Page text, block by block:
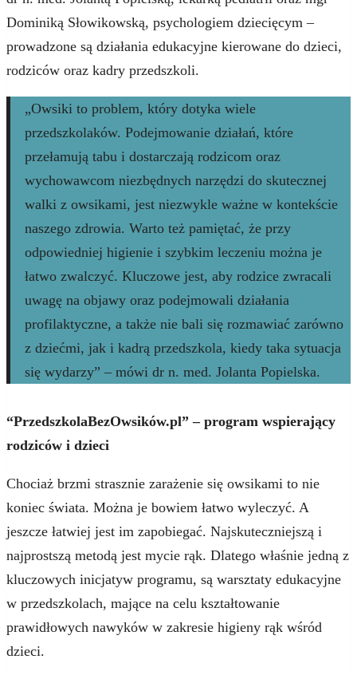
Dominiką Słowikowską, psychologiem dziecięcym –
prowadzone są działania edukacyjne kierowane do dzieci,
rodziców oraz kadry przedszkoli.
„Owsiki to problem, który dotyka wiele
przedszkolaków. Podejmowanie działań, które
przełamują tabu i dostarczają rodzicom oraz
wychowawcom niezbędnych narzędzi do skutecznej
walki z owsikami, jest niezwykle ważne w kontekście
naszego zdrowia. Warto też pamiętać, że przy
odpowiedniej higienie i szybkim leczeniu można je
łatwo zwalczyć. Kluczowe jest, aby rodzice zwracali
uwagę na objawy oraz podejmowali działania
profilaktyczne, a także nie bali się rozmawiać zarówno
z dziećmi, jak i kadrą przedszkola, kiedy taka sytuacja
się wydarzy” – mówi dr n. med. Jolanta Popielska.
“PrzedszkolaBezOwsików.pl” – program wspierający
rodziców i dzieci
Chociaż brzmi strasznie zarażenie się owsikami to nie
koniec świata. Można je bowiem łatwo wyleczyć. A
jeszcze łatwiej jest im zapobiegać. Najskuteczniejszą i
najprostszą metodą jest mycie rąk. Dlatego właśnie jedną z
kluczowych inicjatyw programu, są warsztaty edukacyjne
w przedszkolach, mające na celu kształtowanie
prawidłowych nawyków w zakresie higieny rąk wśród
dzieci.